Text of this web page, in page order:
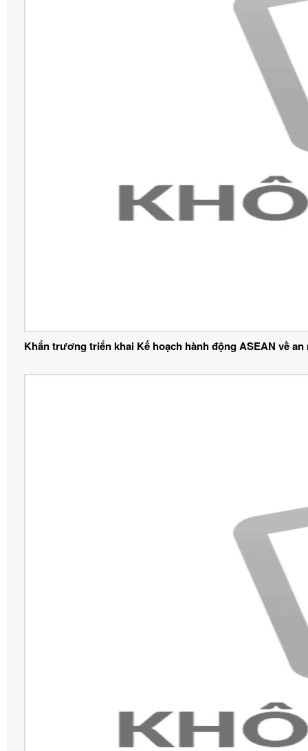
Khẩn trương triển khai Kế hoạch hành động ASEAN về